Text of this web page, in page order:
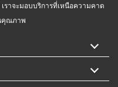
ราจะมอบบริการที่เหนือความคาด
คุณภาพ